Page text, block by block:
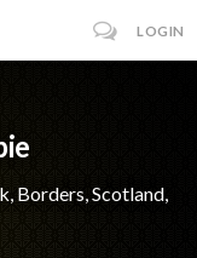
LOGIN
Borders, Scotland,